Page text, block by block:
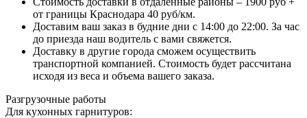
от границы Краснодара 40 руб/км.
Доставим ваш заказ в будние дни с 14:00 до 22:00. За час
до приезда наш водитель с вами свяжется.
Доставку в другие города сможем осуществить
транспортной компанией. Стоимость будет рассчитана
исходя из веса и объема вашего заказа.
Разгрузочные работы
Для кухонных гарнитуров: